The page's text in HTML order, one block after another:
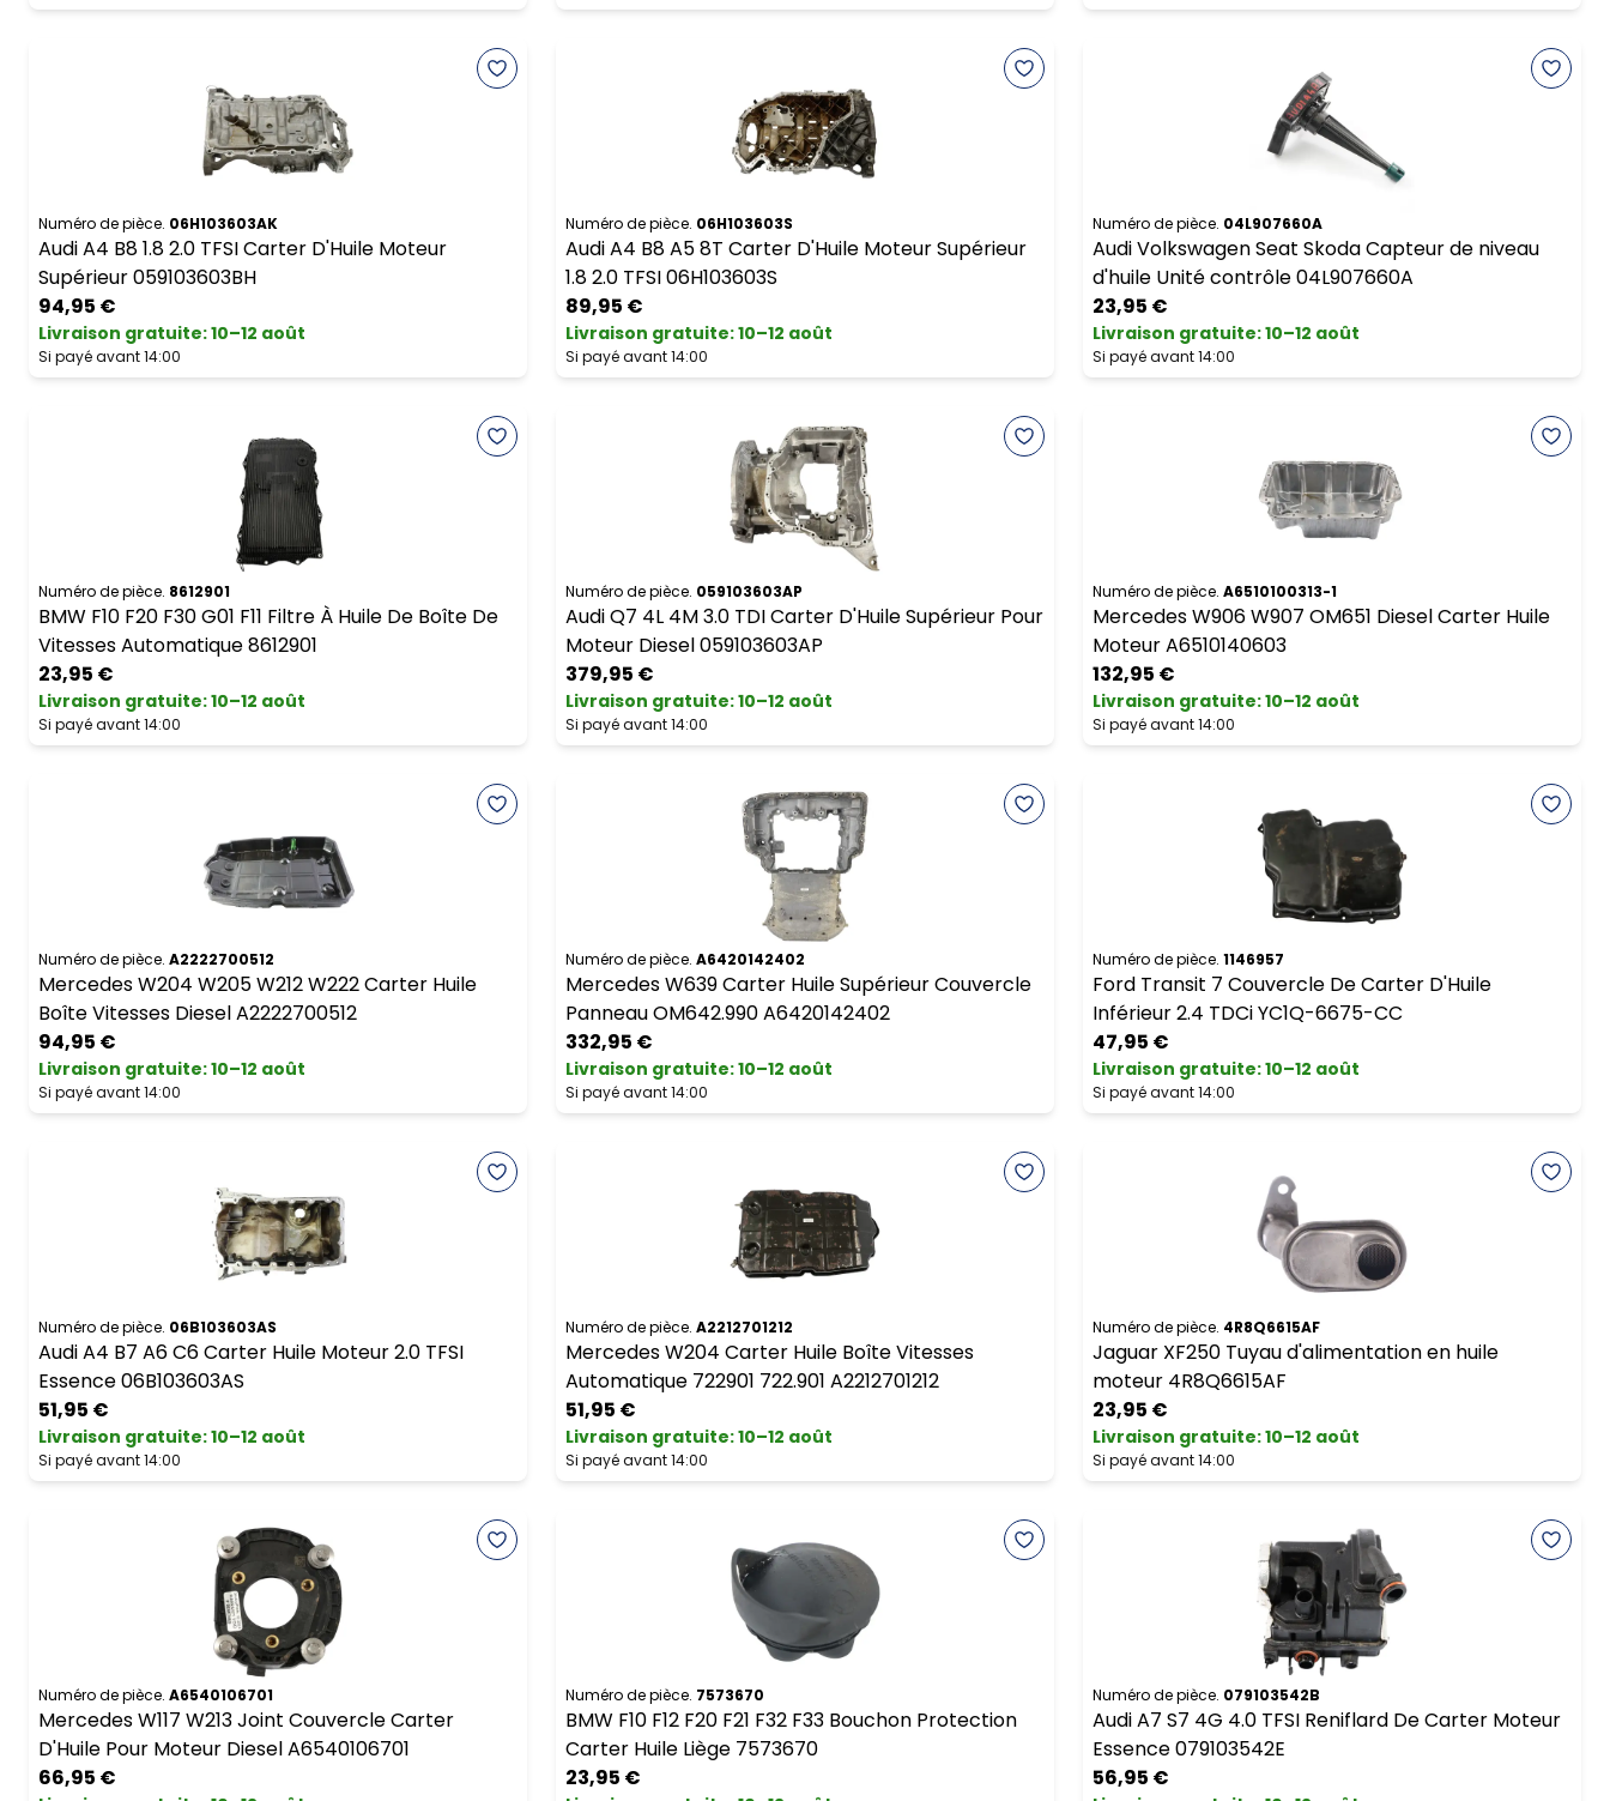
Numéro de pièce. 06H103603AK
Audi A4 B8 1.8 2.0 TFSI Carter D'Huile Moteur
Supérieur 059103603BH
94,95 €
Livraison gratuite:10–12 août
Si payé avant 14:00
Numéro de pièce. 06H103603S
Audi A4 B8 A5 8T Carter D'Huile Moteur Supérieur
1.8 2.0 TFSI 06H103603S
89,95 €
Livraison gratuite:10–12 août
Si payé avant 14:00
Numéro de pièce. 04L907660A
Audi Volkswagen Seat Skoda Capteur de niveau
d'huile Unité contrôle 04L907660A
23,95 €
Livraison gratuite:10–12 août
Si payé avant 14:00
Numéro de pièce. 8612901
BMW F10 F20 F30 G01 F11 Filtre À Huile De Boîte De
Vitesses Automatique 8612901
23,95 €
Livraison gratuite:10–12 août
Si payé avant 14:00
Numéro de pièce. 059103603AP
Audi Q7 4L 4M 3.0 TDI Carter D'Huile Supérieur Pour
Moteur Diesel 059103603AP
379,95 €
Livraison gratuite:10–12 août
Si payé avant 14:00
Numéro de pièce. A6510100313-1
Mercedes W906 W907 OM651 Diesel Carter Huile
Moteur A6510140603
132,95 €
Livraison gratuite:10–12 août
Si payé avant 14:00
Numéro de pièce. A2222700512
Mercedes W204 W205 W212 W222 Carter Huile
Boîte Vitesses Diesel A2222700512
94,95 €
Livraison gratuite:10–12 août
Si payé avant 14:00
Numéro de pièce. A6420142402
Mercedes W639 Carter Huile Supérieur Couvercle
Panneau OM642.990 A6420142402
332,95 €
Livraison gratuite:10–12 août
Si payé avant 14:00
Numéro de pièce. 1146957
Ford Transit 7 Couvercle De Carter D'Huile
Inférieur 2.4 TDCi YC1Q-6675-CC
47,95 €
Livraison gratuite:10–12 août
Si payé avant 14:00
Numéro de pièce. 06B103603AS
Audi A4 B7 A6 C6 Carter Huile Moteur 2.0 TFSI
Essence 06B103603AS
51,95 €
Livraison gratuite:10–12 août
Si payé avant 14:00
Numéro de pièce. A2212701212
Mercedes W204 Carter Huile Boîte Vitesses
Automatique 722901 722.901 A2212701212
51,95 €
Livraison gratuite:10–12 août
Si payé avant 14:00
Numéro de pièce. 4R8Q6615AF
Jaguar XF250 Tuyau d'alimentation en huile
moteur 4R8Q6615AF
23,95 €
Livraison gratuite:10–12 août
Si payé avant 14:00
Numéro de pièce. A6540106701
Mercedes W117 W213 Joint Couvercle Carter
D'Huile Pour Moteur Diesel A6540106701
66,95 €
Numéro de pièce. 7573670
BMW F10 F12 F20 F21 F32 F33 Bouchon Protection
Carter Huile Liège 7573670
23,95 €
Numéro de pièce. 079103542B
Audi A7 S7 4G 4.0 TFSI Reniflard De Carter Moteur
Essence 079103542E
56,95 €